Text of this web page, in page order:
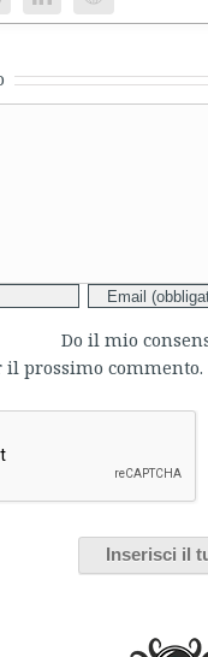
Do il mio
prossimo commento.